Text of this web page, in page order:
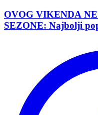
OVOG VIKENDA
SEZONE: Najbolji